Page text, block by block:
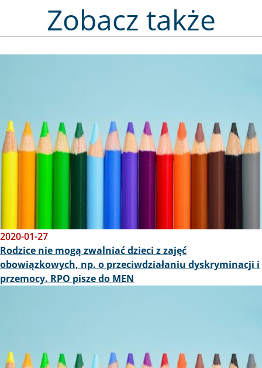
Zobacz także
2020-01-27
Rodzice nie mogą zwalniać dzieci z zajęć
obowiązkowych, np. o przeciwdziałaniu dyskryminacji i
przemocy. RPO pisze do MEN